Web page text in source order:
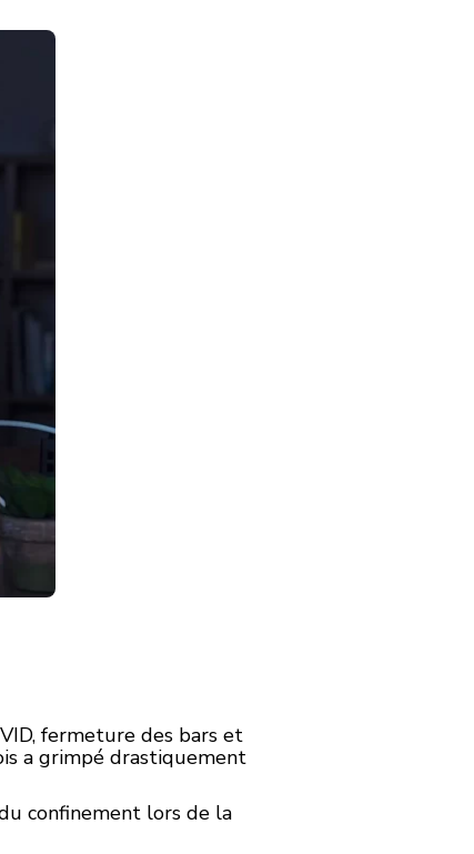
fermeture des bars et
a grimpé drastiquement
confinement lors de la